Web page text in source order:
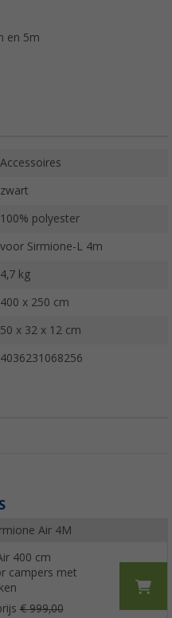
en 5m
Accessoires
zwart
100% polyester
voor Sirmione-L 4m
4,7 kg
400 x 250 cm
50 x 32 x 12 cm
4036231068256
Air 4M
400 cm
campers met
€ 999,00